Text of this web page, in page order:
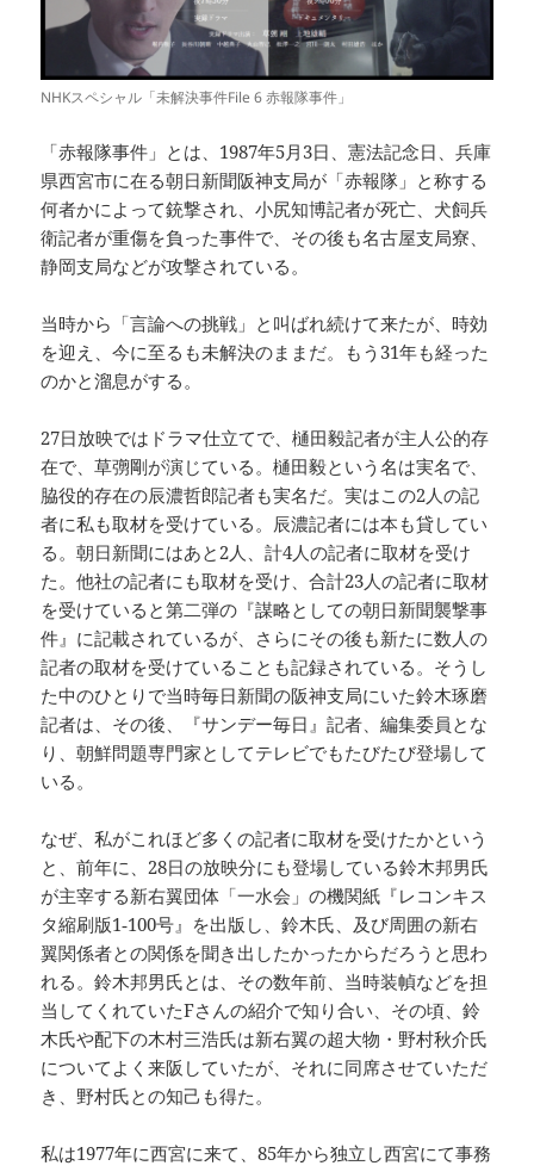
NHKスペシャル「未解決事件File 6 赤報隊事件」
「赤報隊事件」とは、1987年5月3日、憲法記念日、兵庫
県西宮市に在る朝日新聞阪神支局が「赤報隊」と称する
何者かによって銃撃され、小尻知博記者が死亡、犬飼兵
衛記者が重傷を負った事件で、その後も名古屋支局寮、
静岡支局などが攻撃されている。
当時から「言論への挑戦」と叫ばれ続けて来たが、時効
を迎え、今に至るも未解決のままだ。もう31年も経った
のかと溜息がする。
27日放映ではドラマ仕立てで、樋田毅記者が主人公的存
在で、草彅剛が演じている。樋田毅という名は実名で、
脇役的存在の辰濃哲郎記者も実名だ。実はこの2人の記
者に私も取材を受けている。辰濃記者には本も貸してい
る。朝日新聞にはあと2人、計4人の記者に取材を受け
た。他社の記者にも取材を受け、合計23人の記者に取材
を受けていると第二弾の『謀略としての朝日新聞襲撃事
件』に記載されているが、さらにその後も新たに数人の
記者の取材を受けていることも記録されている。そうし
た中のひとりで当時毎日新聞の阪神支局にいた鈴木琢磨
記者は、その後、『サンデー毎日』記者、編集委員とな
り、朝鮮問題専門家としてテレビでもたびたび登場して
いる。
なぜ、私がこれほど多くの記者に取材を受けたかという
と、前年に、28日の放映分にも登場している鈴木邦男氏
が主宰する新右翼団体「一水会」の機関紙『レコンキス
タ縮刷版1‐100号』を出版し、鈴木氏、及び周囲の新右
翼関係者との関係を聞き出したかったからだろうと思わ
れる。鈴木邦男氏とは、その数年前、当時装幀などを担
当してくれていたFさんの紹介で知り合い、その頃、鈴
木氏や配下の木村三浩氏は新右翼の超大物・野村秋介氏
についてよく来阪していたが、それに同席させていただ
き、野村氏との知己も得た。
私は1977年に西宮に来て、85年から独立し西宮にて事務